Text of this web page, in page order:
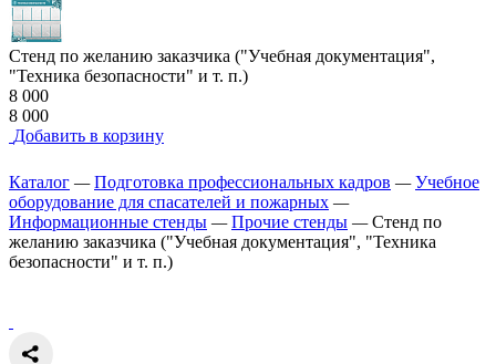
Стенд по желанию заказчика ("Учебная документация",
"Техника безопасности" и т. п.)
8 000
8 000
Добавить в корзину
Каталог —Подготовка профессиональных кадров —Учебное
оборудование для спасателей и пожарных —
Информационные стенды —Прочие стенды —Стенд по
желанию заказчика ("Учебная документация", "Техника
безопасности" и т. п.)